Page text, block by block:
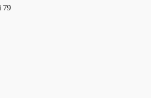
79